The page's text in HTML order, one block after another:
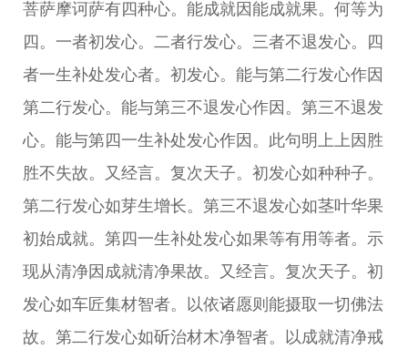
菩萨摩诃萨有四种心。能成就因能成就果。何等为
四。一者初发心。二者行发心。三者不退发心。四
者一生补处发心者。初发心。能与第二行发心作因
第二行发心。能与第三不退发心作因。第三不退发
心。能与第四一生补处发心作因。此句明上上因胜
胜不失故。又经言。复次天子。初发心如种种子。
第二行发心如芽生增长。第三不退发心如茎叶华果
初始成就。第四一生补处发心如果等有用等者。示
现从清净因成就清净果故。又经言。复次天子。初
发心如车匠集材智者。以依诸愿则能摄取一切佛法
故。第二行发心如斫治材木净智者。以成就清净戒